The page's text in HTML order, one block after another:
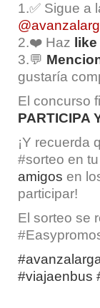
1.✅ Sigue a
2.❤️ Haz like
3.💬
gustaría
El concurso
PARTICIPA
¡Y recuerda
#sorteo en
amigos en
participar!
El sorteo se
#viajaenbus